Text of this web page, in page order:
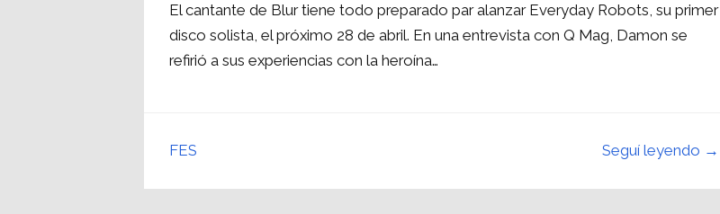
El cantante de Blur tiene todo preparado par alanzar Everyday Robots, su primer
disco solista, el próximo 28 de abril. En una entrevista con Q Mag, Damon se
refirió a sus experiencias con la heroína…
Seguí leyendo →
FES